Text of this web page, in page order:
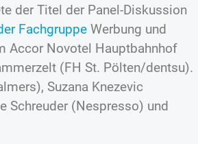
der Titel der Panel-Diskussion
Fachgruppe Werbung und
Accor Novotel Hauptbahnhof
(FH St. Pölten/dentsu).
Suzana Knezevic
Schreuder (Nespresso) und